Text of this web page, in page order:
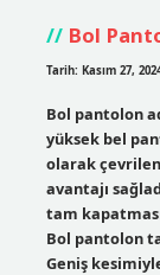
Bol
Tarih: Kasım 27,
Bol pantolon
yüksek bel
olarak
avantajı
tam
Bol pantolon
Geniş